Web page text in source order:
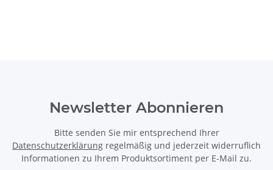
Newsletter Abonnieren
Bitte senden Sie mir entsprechend Ihrer
Datenschutzerklärung regelmäßig und jederzeit widerruflich
Informationen zu Ihrem Produktsortiment per E-Mail zu.